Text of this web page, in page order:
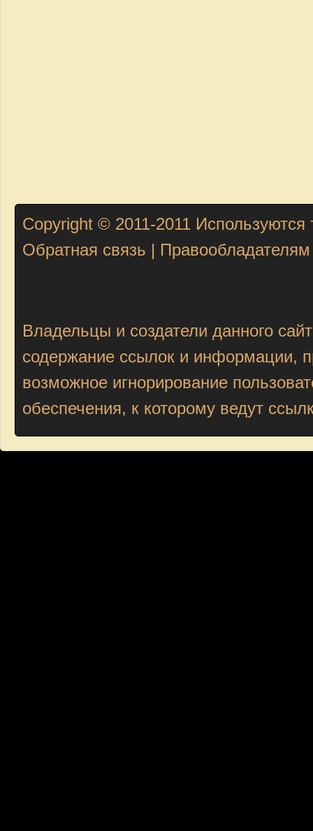
Copyright © 2011-2011 Используются
Обратная связь
Правообладателям
Владельцы и создатели данного
содержание ссылок и информации,
возможное игнорирование
обеспечения, к которому ведут